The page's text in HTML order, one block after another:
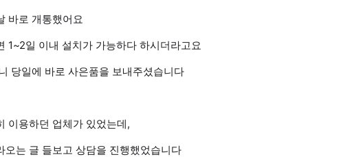
바로 개통했어요
1~2일 이내 설치가 가능하다 하시더라고요
당일에 바로 사은품을 보내주셨습니다
이용하던 업체가 있었는데,
오는 글 들보고 상담을 진행했었습니다